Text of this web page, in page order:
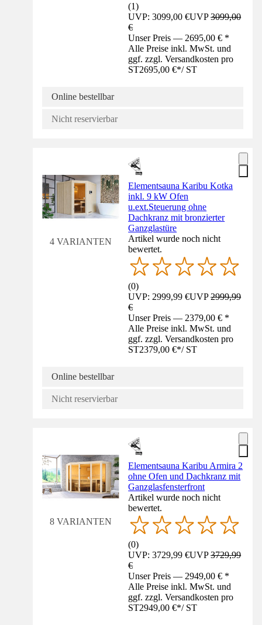
(1)
UVP: 3099,00 €UVP3099,00
€
Unser Preis — 2695,00 € *
Alle Preise inkl. MwSt. und
ggf. zzgl. Versandkosten pro
ST2695,00 €*/ ST
Online bestellbar
Nicht reservierbar
4 VARIANTEN
Elementsauna Karibu Kotka
inkl. 9 kW Ofen
u.ext.Steuerung ohne
Dachkranz mit bronzierter
Ganzglastüre
Artikel wurde noch nicht
bewertet.
(0)
UVP: 2999,99 €UVP2999,99
€
Unser Preis — 2379,00 € *
Alle Preise inkl. MwSt. und
ggf. zzgl. Versandkosten pro
ST2379,00 €*/ ST
Online bestellbar
Nicht reservierbar
8 VARIANTEN
Elementsauna Karibu Armira 2
ohne Ofen und Dachkranz mit
Ganzglasfensterfront
Artikel wurde noch nicht
bewertet.
(0)
UVP: 3729,99 €UVP3729,99
€
Unser Preis — 2949,00 € *
Alle Preise inkl. MwSt. und
ggf. zzgl. Versandkosten pro
ST2949,00 €*/ ST